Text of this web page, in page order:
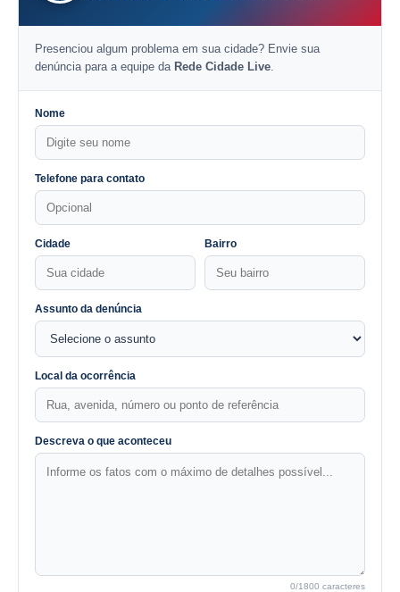
Presenciou algum problema em sua cidade? Envie sua
denúncia para a equipe da Rede Cidade Live
Nome
Telefone para contato
Cidade Bairro
Assunto da denúncia
Local da ocorrência
Descreva o que aconteceu
0/1800 caracteres